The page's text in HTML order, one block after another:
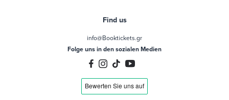
Find us
info@Booktickets.gr
Folge uns in den sozialen Medien